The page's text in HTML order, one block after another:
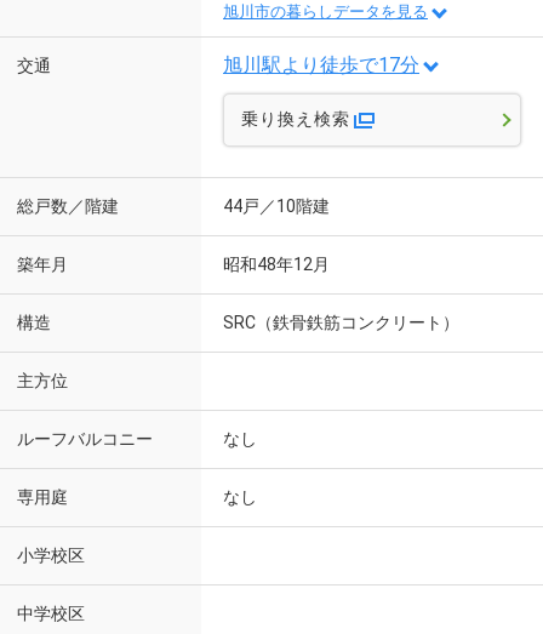
旭川市の暮らしデータを見る
交通 旭川駅より徒歩で17分
乗り換え検索
総戸数／階建 44戸／10階建
築年月 昭和48年12月
構造 SRC（鉄骨鉄筋コンクリート）
主方位
ルーフバルコニー なし
専用庭 なし
小学校区
中学校区